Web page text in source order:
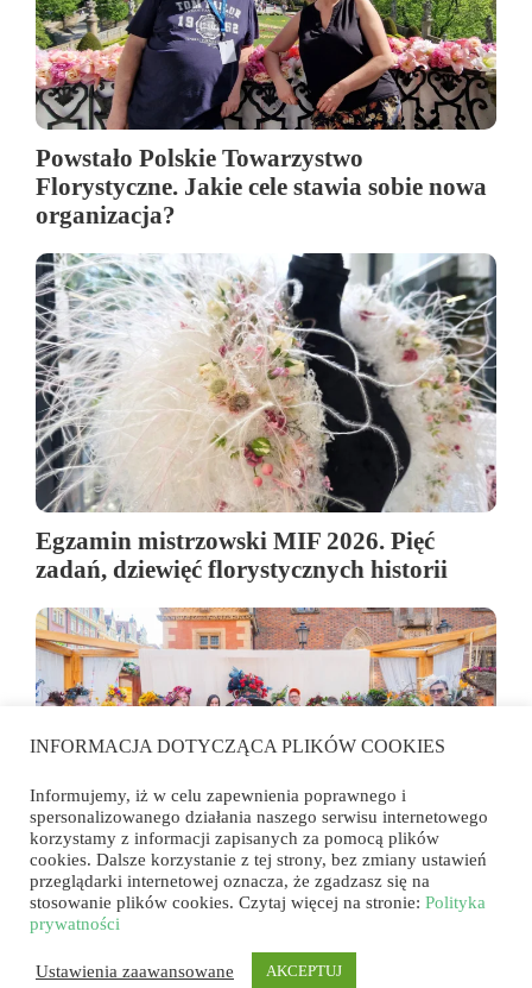
Powstało Polskie Towarzystwo
Florystyczne. Jakie cele stawia sobie nowa
organizacja?
Egzamin mistrzowski MIF 2026. Pięć
zadań, dziewięć florystycznych historii
Florystyka wyszła na rynek. Konkurs
„Przyjęcie w ogrodzie u wybranego
artysty” we Wrocławiu
INFORMACJA DOTYCZĄCA PLIKÓW COOKIES
Informujemy, iż w celu zapewnienia poprawnego i
spersonalizowanego działania naszego serwisu internetowego
korzystamy z informacji zapisanych za pomocą plików
cookies. Dalsze korzystanie z tej strony, bez zmiany ustawień
przeglądarki internetowej oznacza, że zgadzasz się na
stosowanie plików cookies. Czytaj więcej na stronie: Polityka
prywatności
Ustawienia zaawansowane AKCEPTUJ